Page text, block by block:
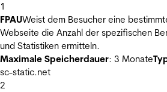
1
FPAUWeist dem Besucher eine
Webseite die Anzahl der spezifischen
und Statistiken ermitteln.
Maximale Speicherdauer: 3 Monate
sc-static.net
2